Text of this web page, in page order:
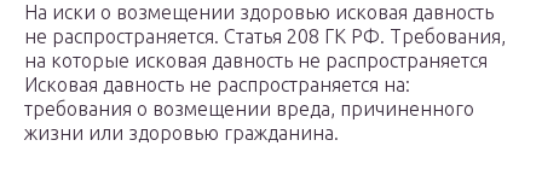
На иски о возмещении здоровью исковая давность
не распространяется. Статья 208 ГК РФ. Требования,
на которые исковая давность не распространяется
Исковая давность не распространяется на:
требования о возмещении вреда, причиненного
жизни или здоровью гражданина.